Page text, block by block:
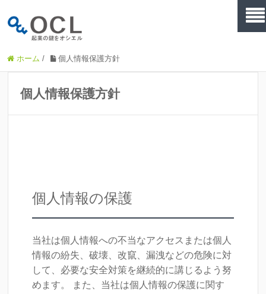
ホーム / 個人情報保護方針
個人情報保護方針
個人情報の保護
当社は個人情報への不当なアクセスまたは個人
情報の紛失、破壊、改竄、漏洩などの危険に対
して、必要な安全対策を継続的に講じるよう努
めます。 また、当社は個人情報の保護に関す